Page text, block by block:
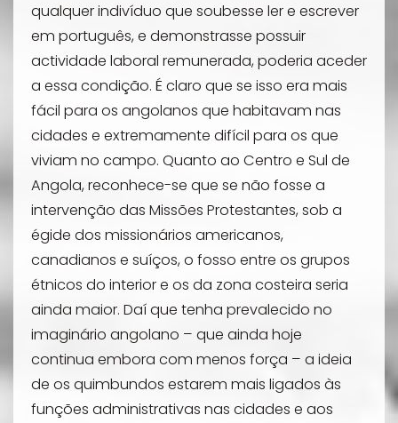
qualquer indivíduo que soubesse ler e escrever
em português, e demonstrasse possuir
actividade laboral remunerada, poderia aceder
a essa condição. É claro que se isso era mais
fácil para os angolanos que habitavam nas
cidades e extremamente difícil para os que
viviam no campo. Quanto ao Centro e Sul de
Angola, reconhece-se que se não fosse a
intervenção das Missões Protestantes, sob a
égide dos missionários americanos,
canadianos e suíços, o fosso entre os grupos
étnicos do interior e os da zona costeira seria
ainda maior. Daí que tenha prevalecido no
imaginário angolano – que ainda hoje
continua embora com menos força – a ideia
de os quimbundos estarem mais ligados às
funções administrativas nas cidades e aos